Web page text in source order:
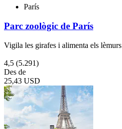
París
Parc zoològic de París
Vigila les girafes i alimenta els lèmurs
4,5 (5.291)
Des de
25,43 USD